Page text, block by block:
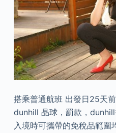
搭乘普通航班 出發日25天
dunhill 晶球，罰款，
入境時可攜帶的免稅品範圍